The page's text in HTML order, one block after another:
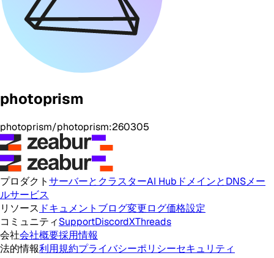
photoprism
photoprism/photoprism:260305
プロダクトサーバーとクラスターAI Hub ドメインとDNSメー
ルサービス
リソース ドキュメント ブログ変更ログ価格設定
コミュニティSupportDiscordXThreads
会社会社概要採用情報
法的情報利用規約プライバシーポリシーセキュリティ